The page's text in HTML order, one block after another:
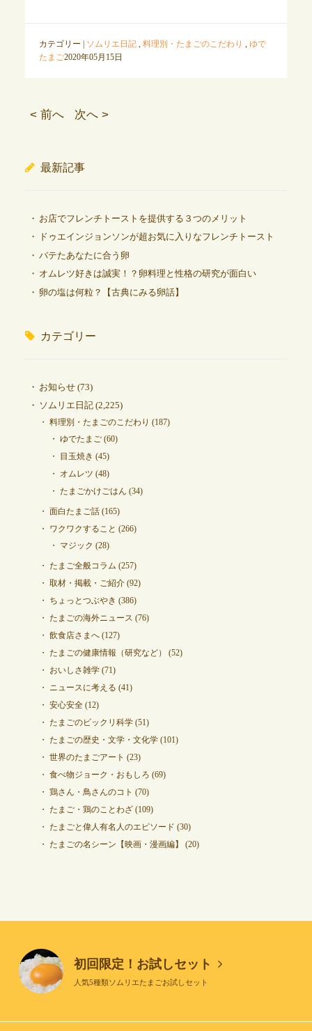
カテゴリー | ソムリエ日記, 料理別・たまごのこだわり , ゆで
たまご2020年05月15日
< 前へ 次へ >
最新記事
お店でフレンチトーストを提供する３つのメリット
ドゥエインジョンソンが超お気に入りなフレンチトースト
バテたあなたに合う卵
オムレツ好きは誠実！？卵料理と性格の研究が面白い
卵の塩は何粒？【古典にみる卵話】
カテゴリー
お知らせ(73)
ソムリエ日記(2,225)
料理別・たまごのこだわり (187)
ゆでたまご(60)
目玉焼き (45)
オムレツ (48)
たまごかけごはん (34)
面白たまご話(165)
ワクワクすること (266)
マジック (28)
たまご全般コラム (257)
取材・掲載・ご紹介(92)
ちょっとつぶやき (386)
たまごの海外ニュース (76)
飲食店さまへ(127)
たまごの健康情報（研究など）
(52)
おいしさ雑学(71)
ニュースに考える (41)
安心安全(12)
たまごのビックリ科学(51)
たまごの歴史・文学・文化学(101)
世界のたまごアート (23)
食べ物ジョーク・おもしろ (69)
鶏さん・鳥さんのコト (70)
たまご・鶏のことわざ(109)
たまごと偉人有名人のエピソード (30)
たまごの名シーン【映画・漫画編】
(20)
初回限定！お試しセット
人気5種類ソムリエたまごお試しセット